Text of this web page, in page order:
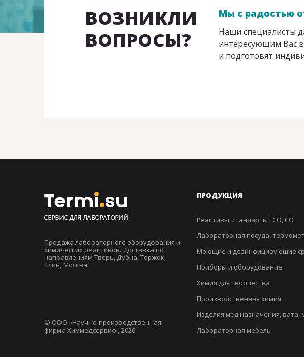
ВОЗНИКЛИ
ВОПРОСЫ?
Мы с радостью
Наши специалисты
интересующим Вас
и подготовят
Продажа лабораторного оборудования и
химических реактивов. Доставка по
направлениям Тверь, Дубна, Торжок,
Клин, Москва
© ООО «Научно-производственная
фирма Химмедсервис», 2026
ПРОДУКЦИЯ
Реактивы, стандарты ГСО, СО
Лабораторная посуда,
Моющие и дезинфицирующие
Приборы и оборудование
Химия для творчества
Производственная химия
Изделия мед назначения, вата,
Лабораторная мебель